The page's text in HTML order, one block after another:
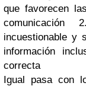
que favorecen
incuestionable y
información
correcta
Igual pasa con